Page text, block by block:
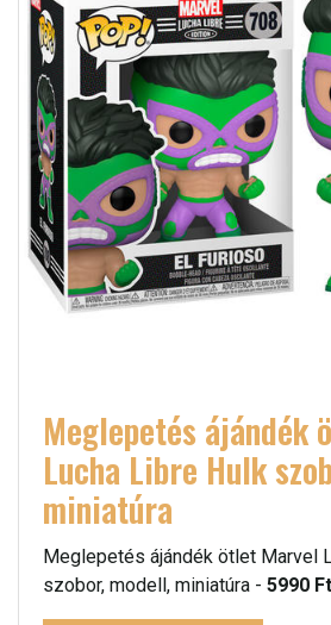
Meglepetés ájándék
Lucha Libre Hulk
miniatúra
Meglepetés ájándék ötlet Marvel
szobor, modell, miniatúra - 5990 Ft